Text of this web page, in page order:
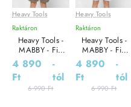
Leárazás
Heavy Tools
Raktáron
Heavy Tools -
MABBY - Fiú
póló
4 890
Ft
-
tól
6 990 Ft
Leárazás
Heavy Tools
Raktáron
Heavy Tools -
MABBY - Fiú
póló
4 890
Ft
-
tól
6 990 Ft